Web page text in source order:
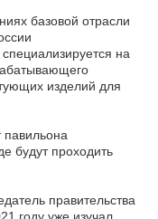
базовой отрасли
на
изделий для
павильона
будут проходить
правительства